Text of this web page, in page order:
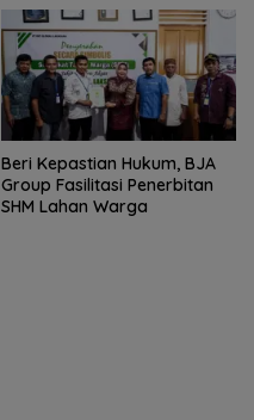
Beri Kepastian Hukum, BJA
Group Fasilitasi Penerbitan
SHM Lahan Warga